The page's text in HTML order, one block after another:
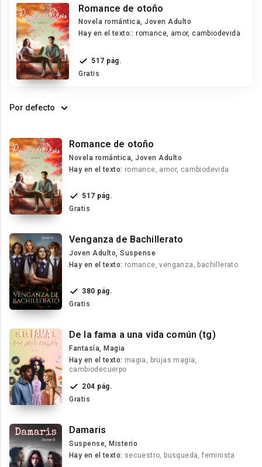
Romance de otoño
Novela romántica, Joven Adulto
Hay en el texto:: romance, amor, cambiodevida
517 pág.
Gratis
Por defecto
Romance de otoño
Novela romántica, Joven Adulto
Hay en el texto: romance, amor, cambiodevida
517 pág.
Gratis
Venganza de Bachillerato
Joven Adulto, Suspense
Hay en el texto: romance, venganza, bachillerato
380 pág.
Gratis
De la fama a una vida común (tg)
Fantasía, Magia
Hay en el texto: magia, brujas magia,
cambiodecuerpo
204 pág.
Gratis
Damaris
Suspense, Misterio
Hay en el texto: secuestro, busqueda, feminista